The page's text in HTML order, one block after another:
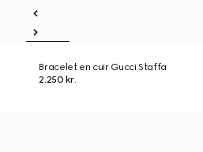
Bracelet en cuir Gucci Staffa
2.250 kr.